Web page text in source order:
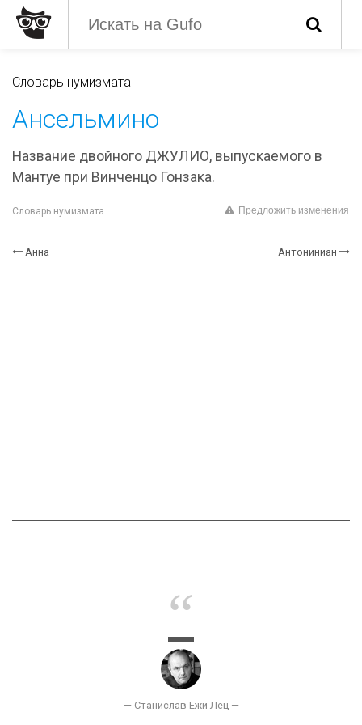
Словарь нумизмата
Ансельмино
Название двойного ДЖУЛИО, выпускаемого в
Мантуе при Винченцо Гонзака.
Словарь нумизмата Предложить изменения
Анна Антониниан